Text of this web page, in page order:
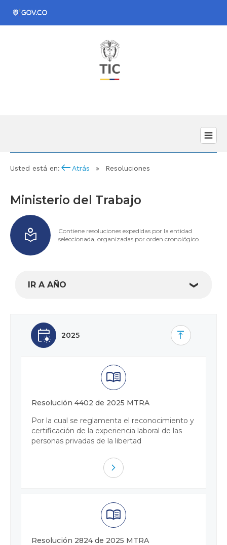
Usted está en: keyboard_backspace Atrás Resoluciones
local_library
Ministerio del Trabajo
Contiene resoluciones expedidas por la entidad
seleccionada, organizadas por orden cronológico.
IR A AÑO
early_on 2025 vertical_align_top
menu_book
Resolución 4402 de 2025 MTRA
Por la cual se reglamenta el reconocimiento y
certificación de la experiencia laboral de las
personas privadas de la libertad
navigate_next
menu_book
Resolución 2824 de 2025 MTRA